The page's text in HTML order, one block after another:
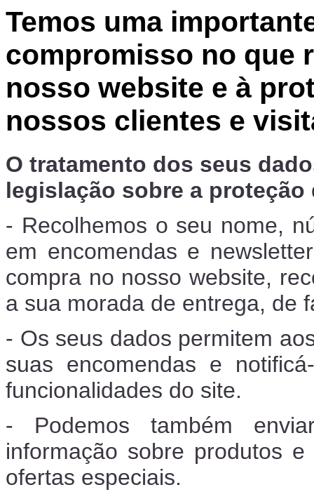
Temos uma
compromisso no que
nosso website e à
nossos clientes e
O tratamento dos seus
legislação sobre a
- Recolhemos o seu nome,
em encomendas e
compra no nosso website,
a sua morada de entrega, de
- Os seus dados permitem
suas encomendas e
funcionalidades do site.
- Podemos também
informação sobre produtos
ofertas especiais.